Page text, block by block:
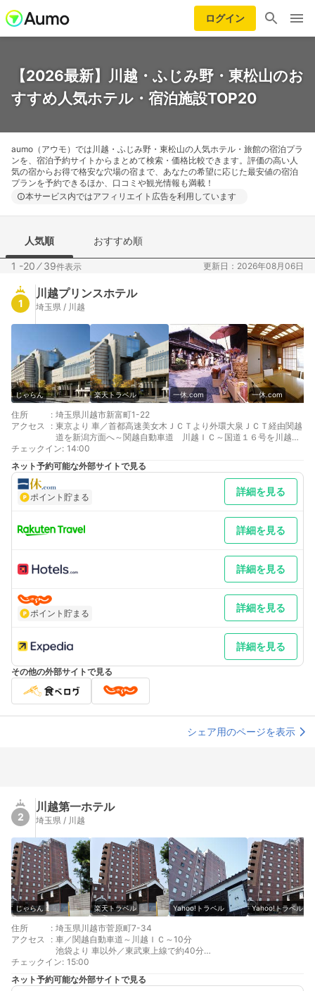
ログイン
【2026最新】川越・ふじみ野・東松山のお
すすめ人気ホテル・宿泊施設TOP20
aumo（アウモ）では川越・ふじみ野・東松山の人気ホテル・旅館の宿泊プラ
ンを、宿泊予約サイトからまとめて検索・価格比較できます。評価の高い人
気の宿からお得で格安な穴場の宿まで、あなたの希望に応じた最安値の宿泊
プランを予約できるほか、口コミや観光情報も満載！
本サービス内ではアフィリエイト広告を利用しています
人気順 おすすめ順
1 -20 ⁄39件表示 更新日：2026年08月06日
1
川越プリンスホテル
埼玉県 / 川越
じゃらん 楽天トラベル 一休.com 一休.com
住所 : 埼玉県川越市新富町1-22
アクセス
: 東京より 車／首都高速美女木ＪＣＴより外環大泉ＪＣＴ経由関越
道を新潟方面へ～関越自動車道 川越ＩＣ～国道１６号を川越市
街方面へ。新宿３の交差点を左折。約２ｋｍ。 車以外／西武新宿
線「本川越駅」直結、新宿から特急レッドアローで44分
最寄り駅１ 本川越
最寄り駅３ 川越市
補足 車／駐車場はご予約制ではございません。ご宿泊者は1泊に
つき1台500円にてご入庫から24時間（チェックイン前後も可）
の駐車場サービスをご利用いただけます。滞在期間中は出し入れ
可能。車椅子をご利用のお客様は、恐れ入りますが１階駐車場を
チェックイン: 14:00
ネット予約可能な外部サイトで見る
ポイント貯まる 詳細を見る
詳細を見る
詳細を見る
ポイント貯まる 詳細を見る
詳細を見る
その他の外部サイトで見る
シェア用のページを表示
2
川越第一ホテル
埼玉県 / 川越
じゃらん 楽天トラベル Yahoo!トラベル Yahoo!トラベル
住所 : 埼玉県川越市菅原町7-34
アクセス
: 車／関越自動車道～川越ＩＣ～10分
池袋より 車以外／東武東上線で約40分
最寄り駅１ 川越
最寄り駅２ 川越
補足 車／★★★ 大型車両（バス・トラック・特殊車両）を駐
チェックイン: 15:00
ネット予約可能な外部サイトで見る